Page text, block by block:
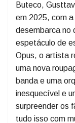
Após
Unidos com
Buteco,
em 2025, com
desembarca no
espetáculo de
Opus, o artista
uma nova
banda e uma